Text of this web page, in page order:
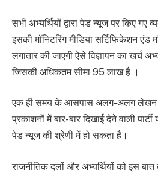
सभी अभ्यर्थियों द्वारा पेड न्यूज पर किए गए
इसकी मॉनिटरिंग मीडिया सर्टिफिकेशन एंड
लगातार की जाएगी ऐसे विज्ञापन का खर्च
जिसकी अधिकतम सीमा 95 लाख है ।
एक ही समय के आसपास अलग-अलग लेखन
प्रकाशनों में बार-बार दिखाई देने वाली
पेड न्यूज की श्रेणी में हो सकता है।
राजनीतिक दलों और अभ्यर्थियों को इस बात